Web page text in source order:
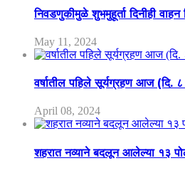
निवडणुकीमुळे शुभमुहूर्ता दिनीही
May 11, 2024
वर्षातील पहिले सूर्यग्रहण आज (दि. ८
April 08, 2024
शहरात नव्याने बदलून आलेल्या १३